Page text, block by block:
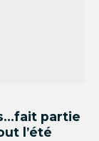
partie
l’été